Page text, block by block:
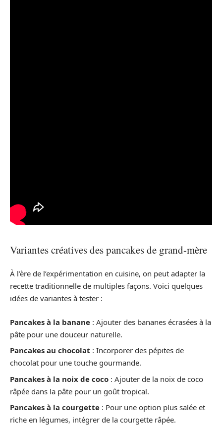
Variantes créatives des pancakes de grand-mère
À l’ère de l’expérimentation en cuisine, on peut adapter la
recette traditionnelle de multiples façons. Voici quelques
idées de variantes à tester :
Pancakes à la banane : Ajouter des bananes écrasées à la
pâte pour une douceur naturelle.
Pancakes au chocolat : Incorporer des pépites de
chocolat pour une touche gourmande.
Pancakes à la noix de coco : Ajouter de la noix de coco
râpée dans la pâte pour un goût tropical.
Pancakes à la courgette : Pour une option plus salée et
riche en légumes, intégrer de la courgette râpée.